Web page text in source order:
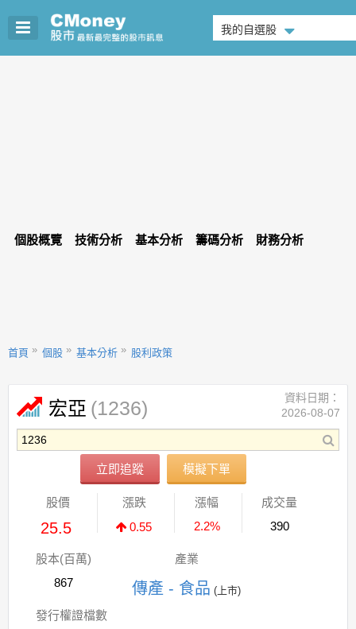
我的自選股
個股概覽 技術分析 基本分析 籌碼分析 財務分析
首頁 個股 基本分析 股利政策
宏亞 (1236)
立即追蹤 模擬下單
資料日期：
2026-08-07
股價
25.5
漲跌
0.55
漲幅
2.2%
成交量
390
股本(百萬)
867
產業
傳產 - 食品 (上市)
發行權證檔數